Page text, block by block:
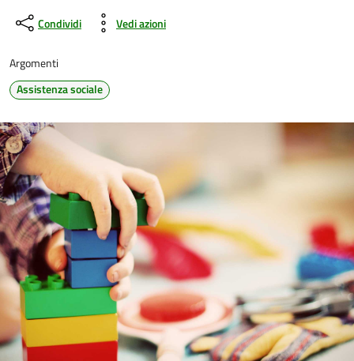
Condividi Vedi azioni
Argomenti
Assistenza sociale